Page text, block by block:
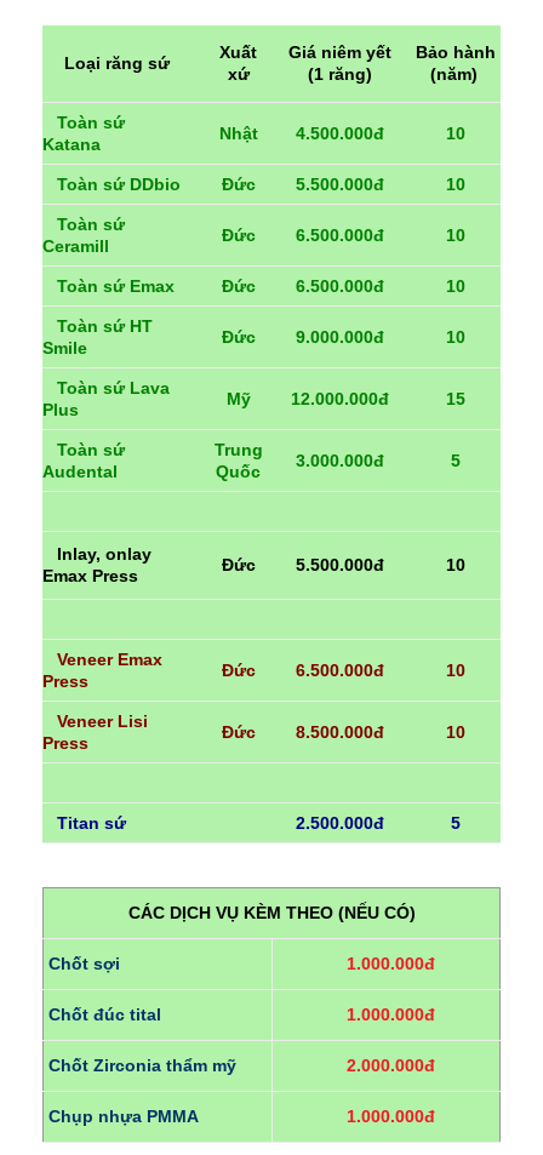
Loại răng sứ
Xuất
xứ
Giá niêm yết
(1 răng)
Bảo hành
(năm)
Toàn sứ
Katana
Nhật 4.500.000đ 10
Toàn sứ DDbio Đức 5.500.000đ 10
Toàn sứ
Ceramill
Đức 6.500.000đ 10
Toàn sứ Emax Đức 6.500.000đ 10
Toàn sứ HT
Smile
Đức 9.000.000đ 10
Toàn sứ Lava
Plus
Mỹ 12.000.000đ 15
Toàn sứ
Audental
Trung
Quốc
3.000.000đ 5
Inlay, onlay
Emax Press
Đức 5.500.000đ 10
Veneer Emax
Press
Đức 6.500.000đ 10
Veneer Lisi
Press
Đức 8.500.000đ 10
Titan sứ 2.500.000đ 5
CÁC DỊCH VỤ KÈM THEO (NẾU CÓ)
Chốt sợi 1.000.000đ
Chốt đúc tital 1.000.000đ
Chốt Zirconia thẩm mỹ 2.000.000đ
Chụp nhựa PMMA 1.000.000đ